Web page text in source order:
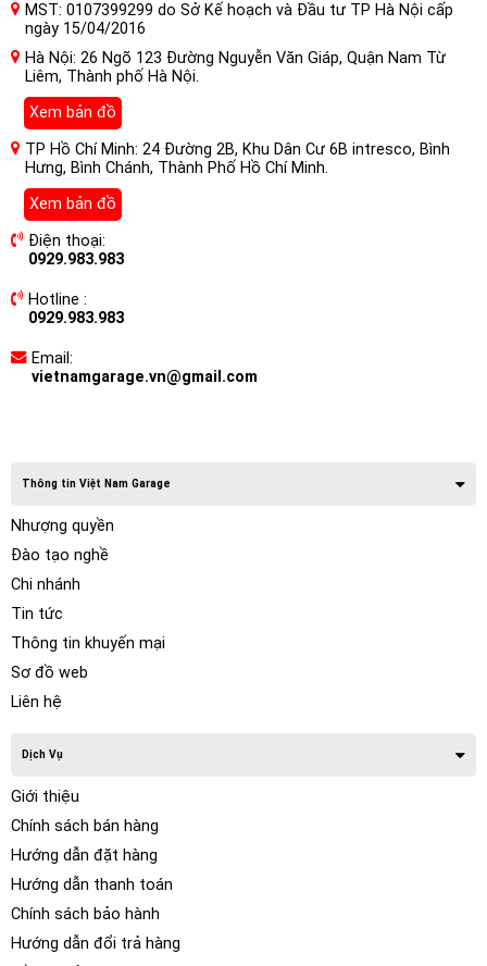
MST: 0107399299 do Sở Kế hoạch và Đầu tư TP Hà Nội cấp
ngày 15/04/2016
Hà Nội: 26 Ngõ 123 Đường Nguyễn Văn Giáp, Quận Nam Từ
Liêm, Thành phố Hà Nội.
Xem bản đồ
TP Hồ Chí Minh: 24 Đường 2B, Khu Dân Cư 6B intresco, Bình
Hưng, Bình Chánh, Thành Phố Hồ Chí Minh.
Xem bản đồ
Điện thoại:
0929.983.983
Hotline :
0929.983.983
Email:
vietnamgarage.vn@gmail.com
Thông tin Việt Nam Garage
Nhượng quyền
Đào tạo nghề
Chi nhánh
Tin tức
Thông tin khuyến mại
Sơ đồ web
Liên hệ
Dịch Vụ
Giới thiệu
Chính sách bán hàng
Hướng dẫn đặt hàng
Hướng dẫn thanh toán
Chính sách bảo hành
Hướng dẫn đổi trả hàng